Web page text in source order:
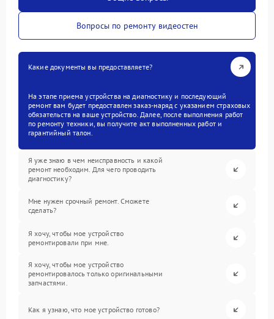
Вопросы по ремонту видеостен
Какие документы вы предоставляете?
На этапе приема устройства на диагностику и последующий
ремонт вам будет предоставлен заказ-наряд с указанием страховых
обязательств на ваше устройство. Далее, после выполнения работ
по ремонту техники, вы получите акт выполненных работ и
гарантийный талон.
Я уже знаю в чем неисправность и какой
ремонт необходим. Для чего проводить
диагностику?
Мне нужен срочный ремонт. Сможете
сделать?
Я хочу, чтобы мое устройство
ремонтировали при мне.
Я хочу, чтобы мое устройство
ремонтировалось только оригинальными
запчастями.
Как я узнаю, что мое устройство готово?